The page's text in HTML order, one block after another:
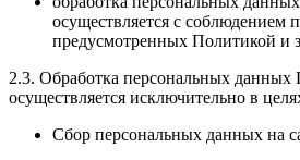
осуществляется с соблюдением
предусмотренных Политикой и
2.3. Обработка персональных данных
осуществляется исключительно в
Сбор персональных данных на